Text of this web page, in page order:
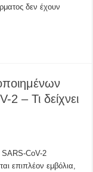
δεν έχουν
2 – Τι δείχνει
SARS-CoV-2
επιπλέον εμβόλια,